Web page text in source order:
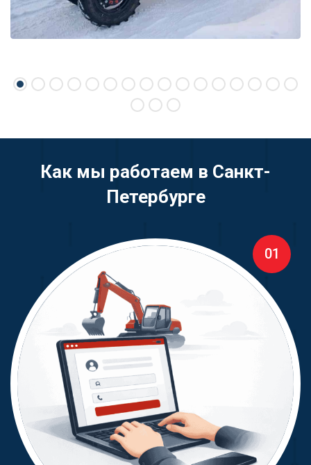
Как мы работаем в Санкт-
Петербурге
01